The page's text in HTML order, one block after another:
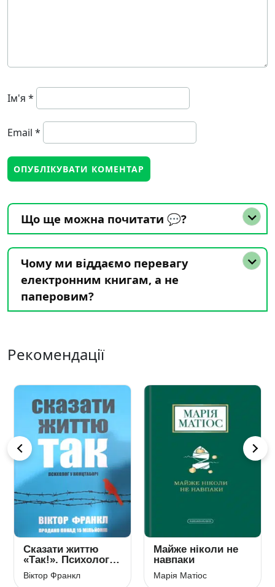
Ім'я *
Email *
Що ще можна почитати 💬?
Чому ми віддаємо перевагу
електронним книгам, а не
паперовим?
Рекомендації
Сказати життю
«Так!». Психолог у
концтаборі
Віктор Франкл
Майже ніколи не
навпаки
Марія Матіос